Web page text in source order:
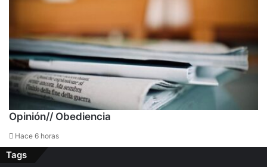
Opinión// Obediencia
Hace 6 horas
Tags